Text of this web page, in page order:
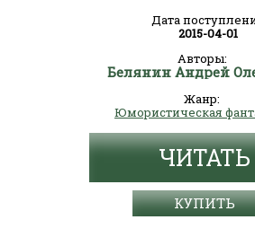
Дата
2015-04-01
Авторы:
Белянин Андрей
Жанр:
Юмористическая
ЧИТАТЬ
КУПИТЬ